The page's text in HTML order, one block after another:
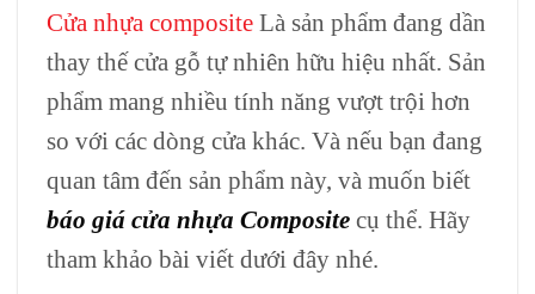
Cửa nhựa composite Là sản phẩm đang dần
thay thế cửa gỗ tự nhiên hữu hiệu nhất. Sản
phẩm mang nhiều tính năng vượt trội hơn
so với các dòng cửa khác. Và nếu bạn đang
quan tâm đến sản phẩm này, và muốn biết
báo giá cửa nhựa Composite cụ thể. Hãy
tham khảo bài viết dưới đây nhé.